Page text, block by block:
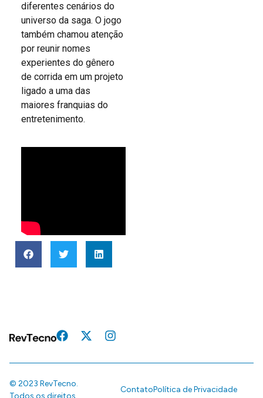
diferentes cenários do
universo da saga. O jogo
também chamou atenção
por reunir nomes
experientes do gênero
de corrida em um projeto
ligado a uma das
maiores franquias do
entretenimento.
© 2023 RevTecno.
Todos os direitos
ContatoPolítica de Privacidade